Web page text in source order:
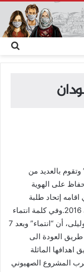
عن
بالعديد من
على الهوية
إتحاد طلبة
فلسطين في السودان يوم الجمعة 3 حزيران 2016.وفي كلمة انتماء
أكد عضو اللجنة التحضيرية للحملة، محمد ابوليلى، أن “انتماء” وبعد 7
العودة الى
الماثلة
المشروع الصهيوني